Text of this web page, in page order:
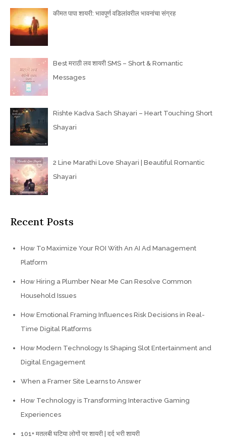
कीमत पापा शायरी: भावपूर्ण वडिलांवरील भावनांचा संग्रह
Best मराठी लव शायरी SMS – Short & Romantic
Messages
Rishte Kadva Sach Shayari – Heart Touching Short
Shayari
2 Line Marathi Love Shayari | Beautiful Romantic
Shayari
Recent Posts
How To Maximize Your ROI With An AI Ad Management
Platform
How Hiring a Plumber Near Me Can Resolve Common
Household Issues
How Emotional Framing Influences Risk Decisions in Real-
Time Digital Platforms
How Modern Technology Is Shaping Slot Entertainment and
Digital Engagement
When a Framer Site Learns to Answer
How Technology is Transforming Interactive Gaming
Experiences
101+ मतलबी घटिया लोगों पर शायरी | दर्द भरी शायरी